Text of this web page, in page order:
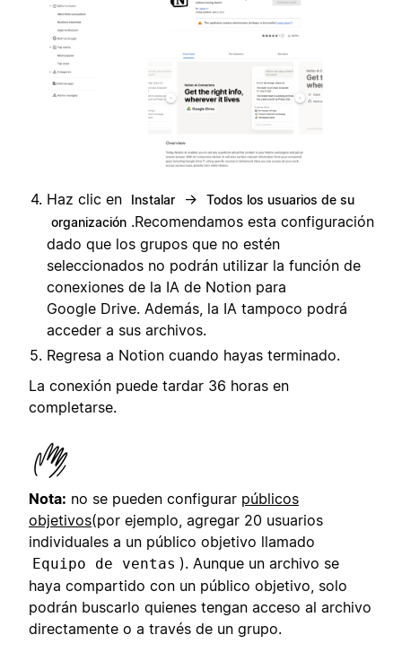
Haz clic en Instalar →
Todos los usuarios de su
organización .Recomendamos esta configuración
dado que los grupos que no estén
seleccionados no podrán utilizar la función de
conexiones de la IA de Notion para
Google Drive. Además, la IA tampoco podrá
acceder a sus archivos.
Regresa a Notion cuando hayas terminado.
La conexión puede tardar 36 horas en
completarse.
Nota: no se pueden configurar públicos
objetivos(por ejemplo, agregar 20 usuarios
individuales a un público objetivo llamado
Equipo de ventas ). Aunque un archivo se
haya compartido con un público objetivo, solo
podrán buscarlo quienes tengan acceso al archivo
directamente o a través de un grupo.